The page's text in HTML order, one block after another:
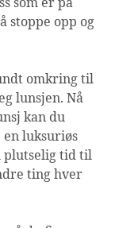
stoppe opp og
omkring til
lunsjen. Nå
kan du
en luksuriøs
plutselig tid til
ting hver